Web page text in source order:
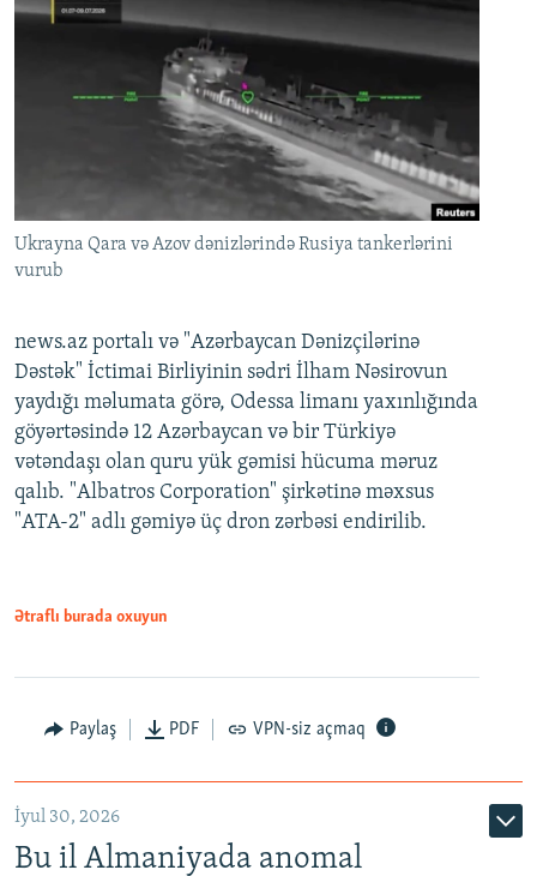
Ukrayna Qara və Azov dənizlərində Rusiya tankerlərini
vurub
news.az portalı və "Azərbaycan Dənizçilərinə
Dəstək" İctimai Birliyinin sədri İlham Nəsirovun
yaydığı məlumata görə, Odessa limanı yaxınlığında
göyərtəsində 12 Azərbaycan və bir Türkiyə
vətəndaşı olan quru yük gəmisi hücuma məruz
qalıb. "Albatros Corporation" şirkətinə məxsus
"ATA-2" adlı gəmiyə üç dron zərbəsi endirilib.
Ətraflı burada oxuyun
Paylaş PDF VPN-siz açmaq
İyul 30, 2026
Bu il Almaniyada anomal